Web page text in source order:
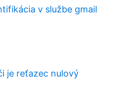
v službe gmail
je reťazec nulový